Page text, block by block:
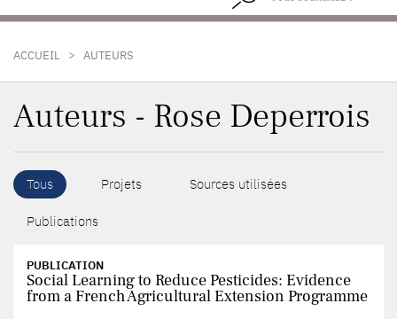
ACCUEIL > AUTEURS
Auteurs - Rose Deperrois
Tous Projets Sources utilisées
Publications
PUBLICATION
Social Learning to Reduce Pesticides: Evidence
from a French Agricultural Extension Programme